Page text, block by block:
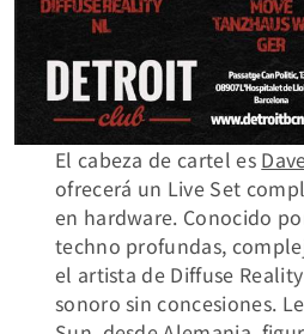
El cabeza de cartel es
ofrecerá un Live Set
en hardware. Conocido
techno profundas,
el artista de Diffuse
sonoro sin concesiones.